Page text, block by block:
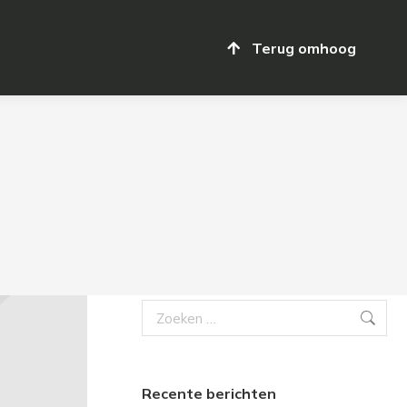
Terug omhoog
Search:
Recente berichten